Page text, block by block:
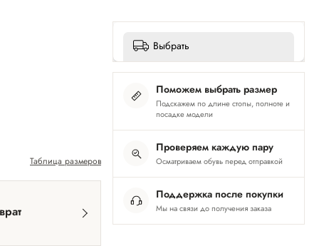
Таблица размеров
Выбрать
Поможем выбрать размер
Подскажем по длине стопы, полноте и
посадке модели
Проверяем каждую пару
Осматриваем обувь перед отправкой
Поддержка после покупки
Мы на связи до получения заказа